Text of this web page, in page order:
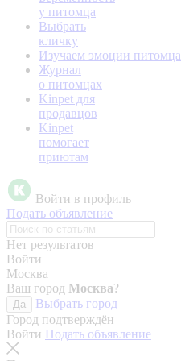
у питомца
Выбрать
кличку
Изучаем эмоции питомца
Журнал
о питомцах
Kinpet для
продавцов
Kinpet
помогает
приютам
Войти в профиль
Подать объявление
Нет результатов
Войти
Москва
Ваш город Москва?
Да
Выбрать город
Город подтверждён
Войти Подать объявление